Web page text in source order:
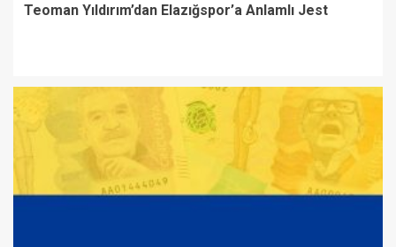
Teoman Yıldırım’dan Elazığspor’a Anlamlı Jest